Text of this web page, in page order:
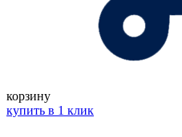
корзину
купить в 1 клик